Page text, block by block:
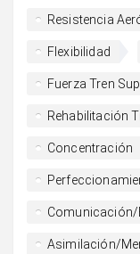
Resistencia
Flexibilidad
Fuerza Tren
Rehabilitación
Concentración
Comunicación/
Asimilación/